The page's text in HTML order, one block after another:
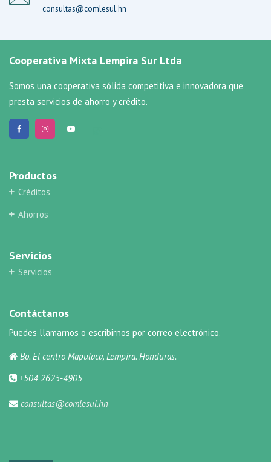
consultas@comlesul.hn
Cooperativa Mixta Lempira Sur Ltda
Somos una cooperativa sólida competitiva e innovadora que
presta servicios de ahorro y crédito.
Productos
Créditos
Ahorros
Servicios
Servicios
Contáctanos
Puedes llamarnos o escribirnos por correo electrónico.
Bo. El centro Mapulaca, Lempira. Honduras.
+504 2625-4905
consultas@comlesul.hn